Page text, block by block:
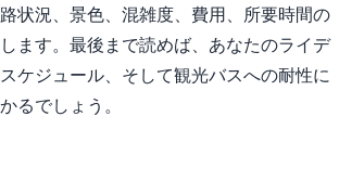
状況、景色、混雑度、費用、所要時間の
ます。最後まで読めば、あなたのライデ
ケジュール、そして観光バスへの耐性に
るでしょう。